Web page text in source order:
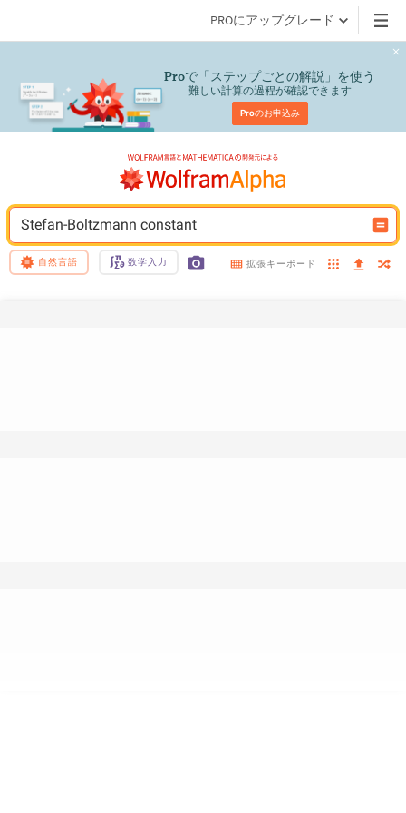
PROにアップグレード
Proで「ステップごとの解説」を使う
難しい計算の過程が確認できます
Proのお申込み
Stefan-Boltzmann constant
自然言語 数学入力 拡張キーボード